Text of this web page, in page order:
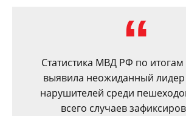
Статистика МВД РФ по итогам
выявила неожиданный
нарушителей среди
всего случаев